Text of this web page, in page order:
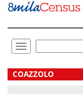
Vai
direttamente
Toggle
navigation
.
COAZZOLO